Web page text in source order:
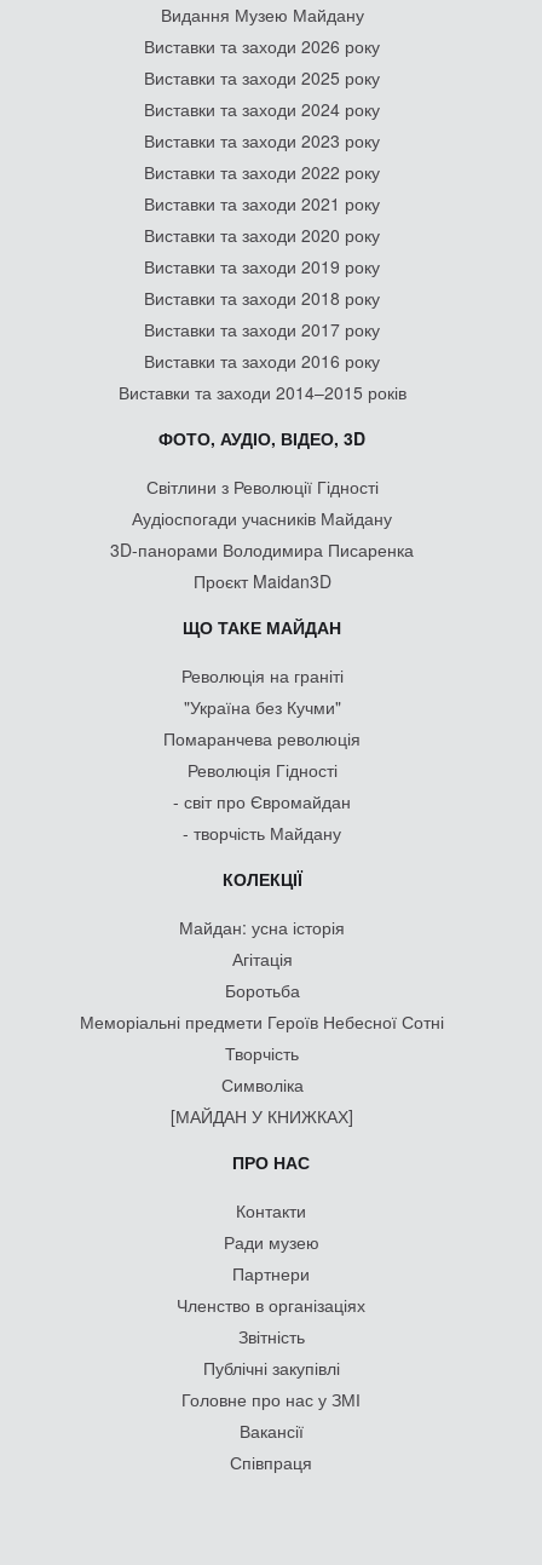
Видання Музею Майдану
Виставки та заходи 2026 року
Виставки та заходи 2025 року
Виставки та заходи 2024 року
Виставки та заходи 2023 року
Виставки та заходи 2022 року
Виставки та заходи 2021 року
Виставки та заходи 2020 року
Виставки та заходи 2019 року
Виставки та заходи 2018 року
Виставки та заходи 2017 року
Виставки та заходи 2016 року
Виставки та заходи 2014–2015 років
ФОТО, АУДІО, ВІДЕО, 3D
Світлини з Революції Гідності
Аудіоспогади учасників Майдану
3D-панорами Володимира Писаренка
Проєкт Maidan3D
ЩО ТАКЕ МАЙДАН
Революція на граніті
"Україна без Кучми"
Помаранчева революція
Революція Гідності
- світ про Євромайдан
- творчість Майдану
КОЛЕКЦІЇ
Майдан: усна історія
Агітація
Боротьба
Меморіальні предмети Героїв Небесної Сотні
Творчість
Символіка
[МАЙДАН У КНИЖКАХ]
ПРО НАС
Контакти
Ради музею
Партнери
Членство в організаціях
Звітність
Публічні закупівлі
Головне про нас у ЗМІ
Вакансії
Співпраця